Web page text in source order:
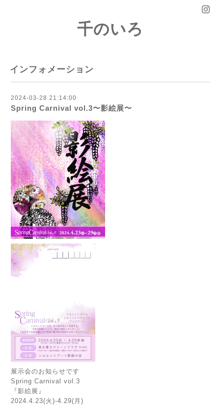
千のいろ
インフォメーション
2024-03-28 21:14:00
Spring Carnival vol.3〜影絵展〜
展示会のお知らせです
Spring Carnival vol.3
『影絵展』
2024.4.23(火)-4.29(月)